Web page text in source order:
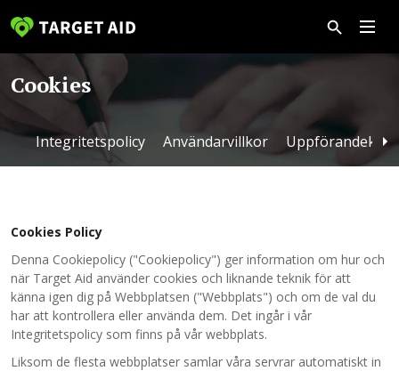
Cookies
Integritetspolicy Användarvillkor Uppförandekod
Cookies Policy
Denna Cookiepolicy ("Cookiepolicy") ger information om hur och
när Target Aid använder cookies och liknande teknik för att
känna igen dig på Webbplatsen ("Webbplats") och om de val du
har att kontrollera eller använda dem. Det ingår i vår
Integritetspolicy som finns på vår webbplats.
Liksom de flesta webbplatser samlar våra servrar automatiskt in